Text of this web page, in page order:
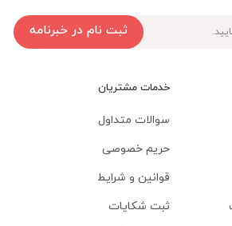
ثبت نام در خبرنامه
خدمات مشتریان
سوالات متداول
حریم خصوصی
قوانین و شرایط
ثبت شکایات